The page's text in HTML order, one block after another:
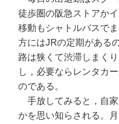
徒歩圏の阪急ストアか
移動もシャトルバスで
方にはJRの定期がある
路は狭くて渋滞しまく
し，必要ならレンタカ
のである。
手放してみると，自
かを思い知らされる。